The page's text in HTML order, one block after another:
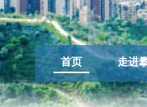
首页 走进